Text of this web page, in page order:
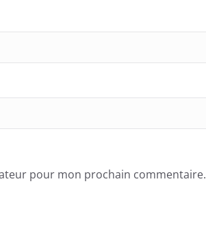
pour mon prochain commentaire.